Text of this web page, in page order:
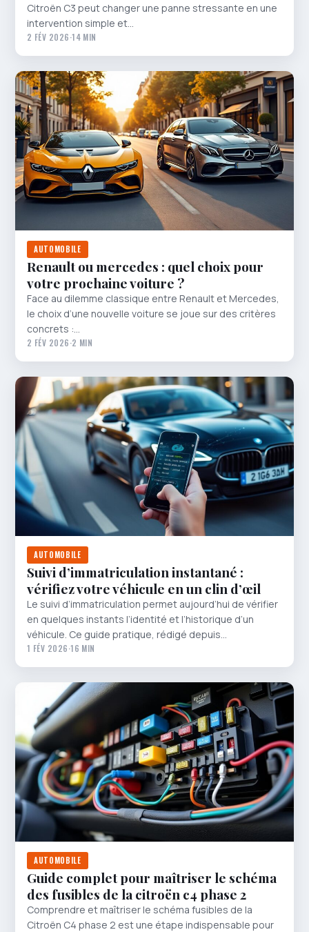
Citroën C3 peut changer une panne stressante en une
intervention simple et…
2 FÉV 2026·14 MIN
AUTOMOBILE
Renault ou mercedes : quel choix pour
votre prochaine voiture ?
Face au dilemme classique entre Renault et Mercedes,
le choix d’une nouvelle voiture se joue sur des critères
concrets :…
2 FÉV 2026·2 MIN
AUTOMOBILE
Suivi d’immatriculation instantané :
vérifiez votre véhicule en un clin d’œil
Le suivi d’immatriculation permet aujourd’hui de vérifier
en quelques instants l’identité et l’historique d’un
véhicule. Ce guide pratique, rédigé depuis…
1 FÉV 2026·16 MIN
AUTOMOBILE
Guide complet pour maîtriser le schéma
des fusibles de la citroën c4 phase 2
Comprendre et maîtriser le schéma fusibles de la
Citroën C4 phase 2 est une étape indispensable pour